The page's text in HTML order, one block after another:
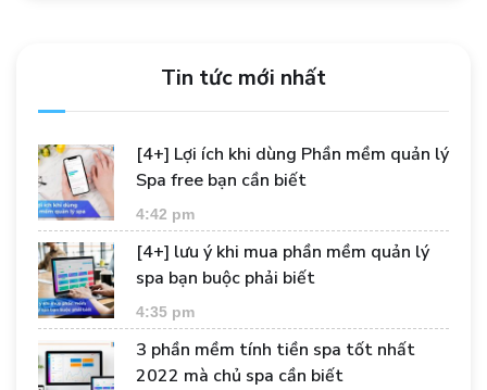
Tin tức mới nhất
[4+] Lợi ích khi dùng Phần mềm quản lý
Spa free bạn cần biết
4:42 pm
[4+] lưu ý khi mua phần mềm quản lý
spa bạn buộc phải biết
4:35 pm
3 phần mềm tính tiền spa tốt nhất
2022 mà chủ spa cần biết